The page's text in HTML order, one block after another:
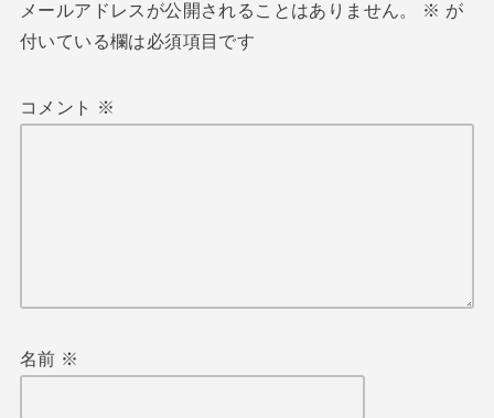
メールアドレスが公開されることはありません。 ※ が
付いている欄は必須項目です
コメント ※
名前 ※